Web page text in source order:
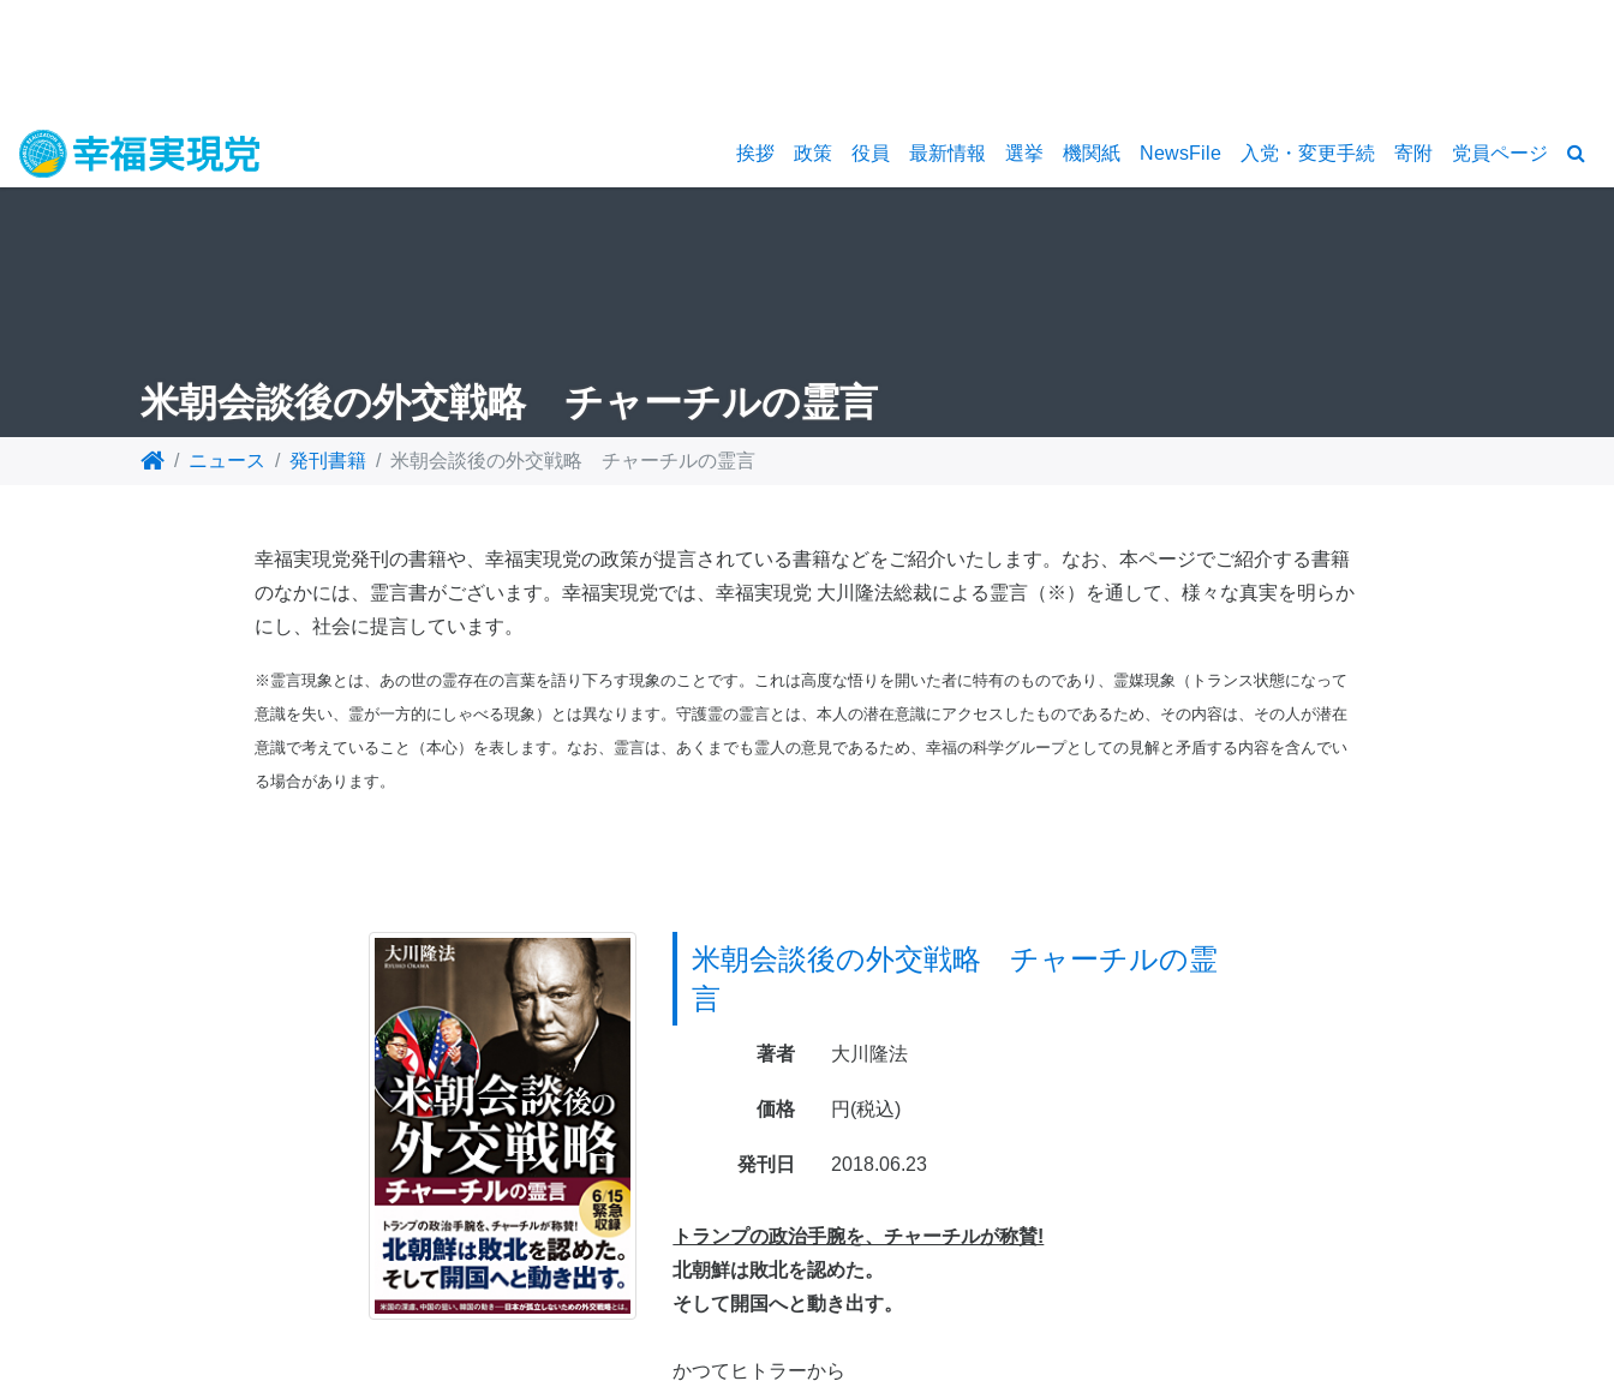
挨拶 政策 役員 最新情報 選挙 機関紙 NewsFile 入党・変更手続 寄附 党員ページ
米朝会談後の外交戦略 チャーチルの霊言
ニュース 発刊書籍 米朝会談後の外交戦略 チャーチルの霊言
幸福実現党発刊の書籍や、幸福実現党の政策が提言されている書籍などをご紹介いたします。なお、本ページでご紹介する書籍
のなかには、霊言書がございます。幸福実現党では、幸福実現党 大川隆法総裁による霊言（※）を通して、様々な真実を明らか
にし、社会に提言しています。
※霊言現象とは、あの世の霊存在の言葉を語り下ろす現象のことです。これは高度な悟りを開いた者に特有のものであり、霊媒現象（トランス状態になって
意識を失い、霊が一方的にしゃべる現象）とは異なります。守護霊の霊言とは、本人の潜在意識にアクセスしたものであるため、その内容は、その人が潜在
意識で考えていること（本心）を表します。なお、霊言は、あくまでも霊人の意見であるため、幸福の科学グループとしての見解と矛盾する内容を含んでい
る場合があります。
米朝会談後の外交戦略 チャーチルの霊
言
著者 大川隆法
価格 円(税込)
発刊日 2018.06.23
トランプの政治手腕を、チャーチルが称賛!
北朝鮮は敗北を認めた。
そして開国へと動き出す。
かつてヒトラーから